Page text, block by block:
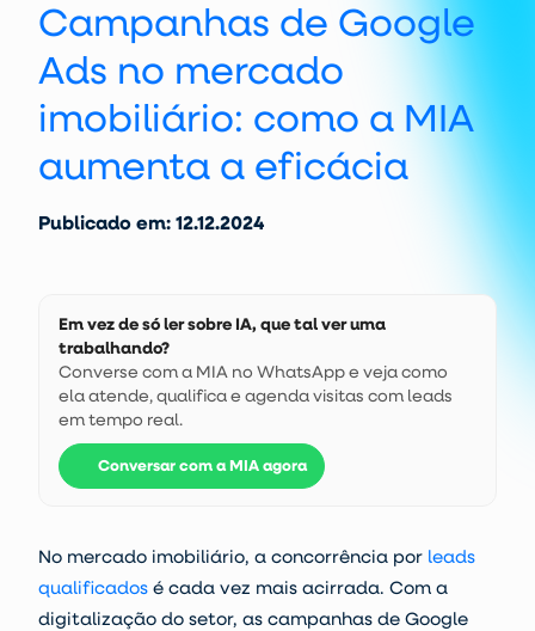
Campanhas de Google
Ads no mercado
imobiliário: como a MIA
aumenta a eficácia
Publicado em: 12.12.2024
Em vez de só ler sobre IA, que tal ver uma
trabalhando?
Converse com a MIA no WhatsApp e veja como
ela atende, qualifica e agenda visitas com leads
em tempo real.
Conversar com a MIA agora
No mercado imobiliário, a concorrência por leads
qualificados é cada vez mais acirrada. Com a
digitalização do setor, as campanhas de Google